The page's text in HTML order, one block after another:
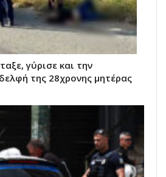
γύρισε και την
της 28χρονης μητέρας